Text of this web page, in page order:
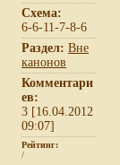
Схема:
6-6-11-7-8-6
Раздел: Вне
канонов
Комментари
ев:
3 [16.04.2012
09:07]
Рейтинг:
/